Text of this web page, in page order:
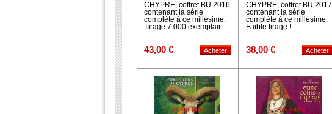
CHYPRE, coffret BU 2016
contenant la série
complète à ce millésime.
Tirage 7 000 exemplair...
43,00 €
CHYPRE, coffret BU 2017
contenant la série
complète à ce millésime.
Faible tirage !
38,00 €